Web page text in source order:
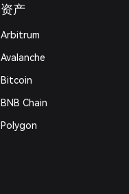
资产
Arbitrum
Avalanche
Bitcoin
BNB Chain
Polygon